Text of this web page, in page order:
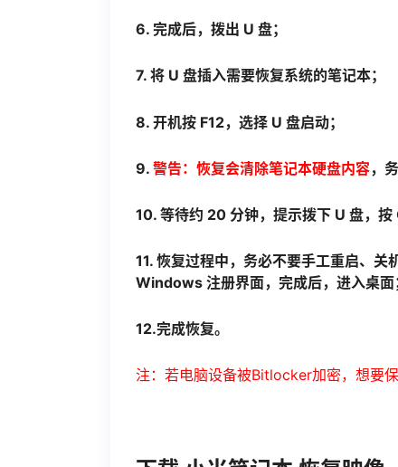
6. 完成后，拨出 U 盘；
7. 将 U 盘插入需要恢复系统的笔记本；
8. 开机按 F12，选择 U 盘启动；
9. 警告：恢复会清除笔记本硬盘内容，
10. 等待约 20 分钟，提示拨下 U 盘，按
11. 恢复过程中，务必不要手工重启、
Windows 注册界面，完成后，进入桌面
12.完成恢复。
注：若电脑设备被Bitlocker加密，想要